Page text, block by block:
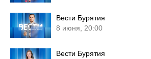
Вести Бурятия
8 июня, 20:00
Вести Бурятия